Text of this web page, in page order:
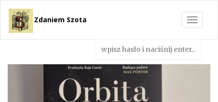
Toggle
Zdaniem Szota